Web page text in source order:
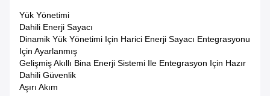
Yük Yönetimi
Dahili Enerji Sayacı
Dinamik Yük Yönetimi Için Harici Enerji Sayacı Entegrasyonu
Için Ayarlanmış
Gelişmiş Akıllı Bina Enerji Sistemi Ile Entegrasyon Için Hazır
Dahili Güvenlik
Aşırı Akım